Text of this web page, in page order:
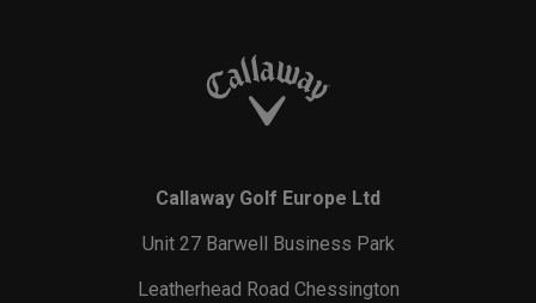
Callaway Golf Europe Ltd
Unit 27 Barwell Business Park
Leatherhead Road Chessington